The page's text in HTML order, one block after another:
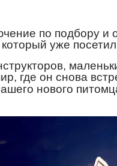
по подбору
уже
где он снова
нового